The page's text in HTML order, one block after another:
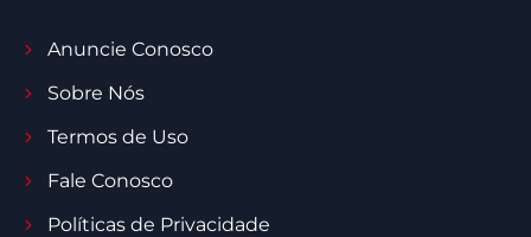
Anuncie Conosco
Sobre Nós
Termos de Uso
Fale Conosco
Políticas de Privacidade